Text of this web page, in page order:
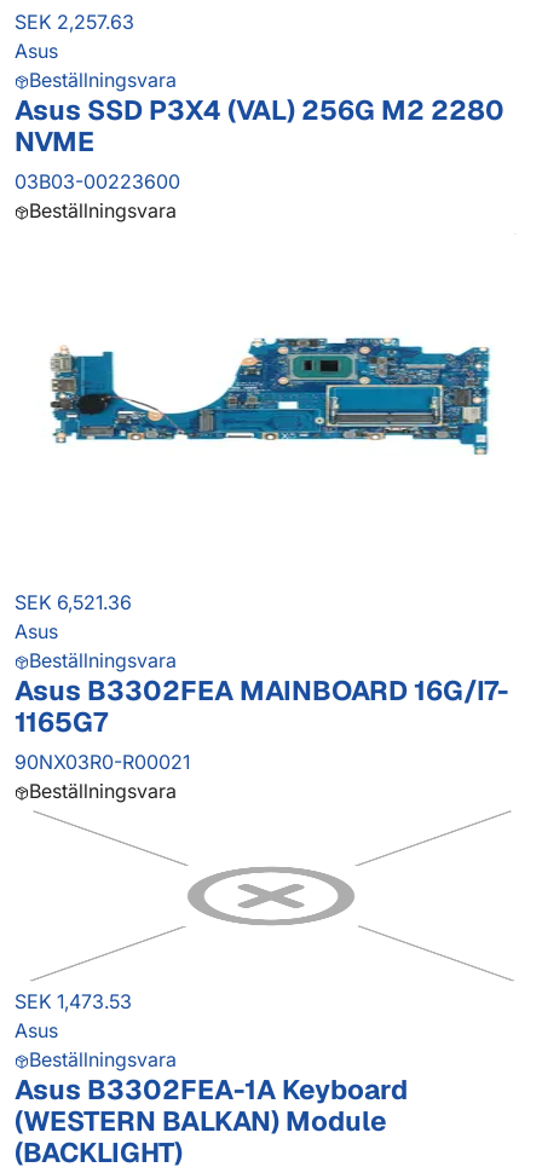
SEK 2,257.63
Asus
Beställningsvara
Asus SSD P3X4 (VAL) 256G M2 2280
NVME
03B03-00223600
Beställningsvara
SEK 6,521.36
Asus
Beställningsvara
Asus B3302FEA MAINBOARD 16G/I7-
1165G7
90NX03R0-R00021
Beställningsvara
SEK 1,473.53
Asus
Beställningsvara
Asus B3302FEA-1A Keyboard
(WESTERN BALKAN) Module
(BACKLIGHT)